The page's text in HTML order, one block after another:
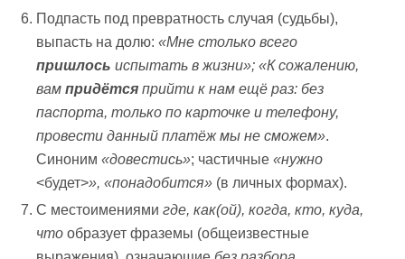
Подпасть под превратность случая (судьбы),
выпасть на долю:«Мне столько всего
пришлось испытать в жизни»; «К сожалению,
вампридётся прийти к нам ещё раз: без
паспорта, только по карточке и телефону,
провести данный платёж мы не сможем».
Синоним«довестись»; частичные«нужно
<будет>», «понадобится» (в личных формах).
С местоимениямигде, как(ой), когда, кто, куда,
чтообразует фраземы (общеизвестные